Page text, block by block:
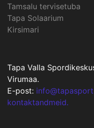
Tamsalu tervisetuba
Tapa Solaarium
Kirsimari
Tapa Valla
Virumaa.
E-post:
kontaktandmeid.